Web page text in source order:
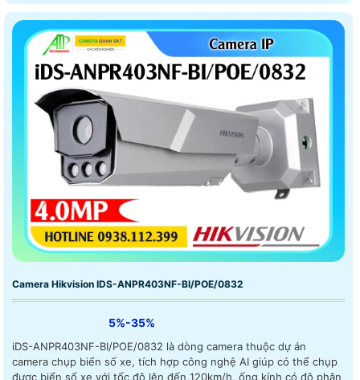
Camera Hikvision IDS-ANPR403NF-BI/POE/0832
5%-35%
iDS-ANPR403NF-BI/POE/0832 là dòng camera thuộc dự án
camera chụp biển số xe, tích hợp công nghệ AI giúp có thể chụp
được biển số xe với tốc độ lên đến 120km/h, ống kính có độ phân